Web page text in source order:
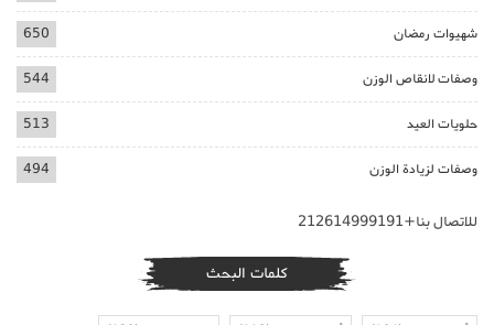
شهيوات رمضان 650
وصفات لانقاص الوزن 544
حلويات العيد 513
وصفات لزيادة الوزن 494
للاتصال بنا+212614999191
كلمات البحث